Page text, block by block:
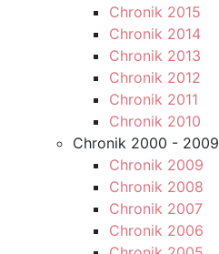
Chronik 2015
Chronik 2014
Chronik 2013
Chronik 2012
Chronik 2011
Chronik 2010
Chronik 2000 - 2009
Chronik 2009
Chronik 2008
Chronik 2007
Chronik 2006